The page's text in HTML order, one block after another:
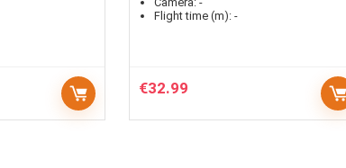
Flight time (m):-
€32.99